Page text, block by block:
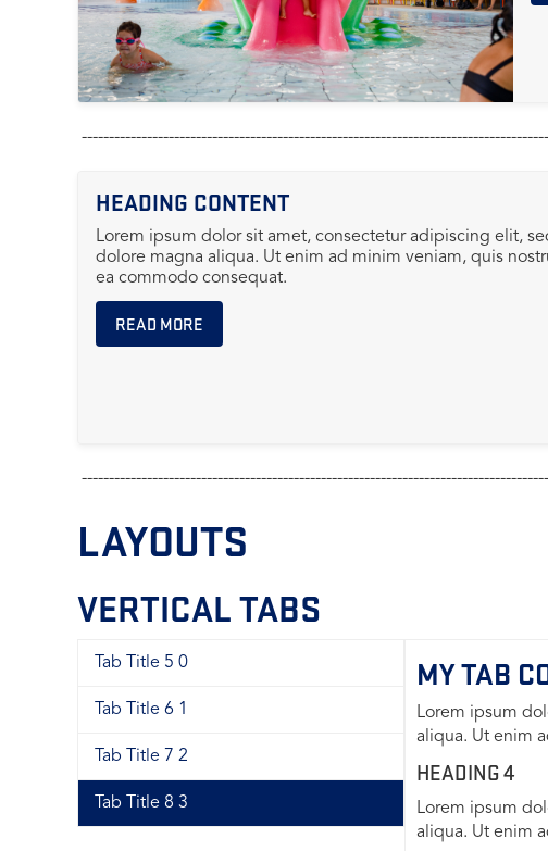
HEADING CONTENT
Lorem ipsum dolor sit amet, consectetur adipiscing elit,
dolore magna aliqua. Ut enim ad minim veniam, quis
ea commodo consequat.
READ MORE
LAYOUTS
VERTICAL TABS
Tab Title 5 0
Tab Title 6 1
Tab Title 7 2
Tab Title 8 3
MY TAB
Lorem ipsum
aliqua. Ut enim
HEADING 4
Lorem ipsum
aliqua. Ut enim